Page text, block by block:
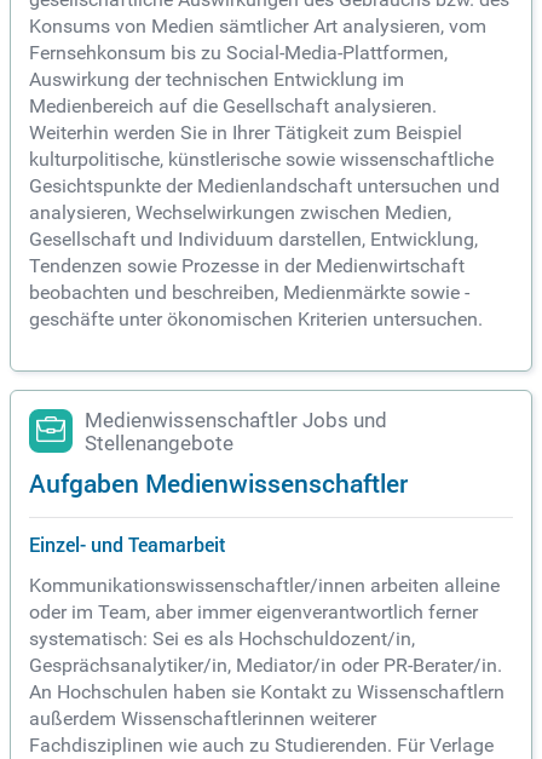
Konsums von Medien sämtlicher Art analysieren, vom
Fernsehkonsum bis zu Social-Media-Plattformen,
Auswirkung der technischen Entwicklung im
Medienbereich auf die Gesellschaft analysieren.
Weiterhin werden Sie in Ihrer Tätigkeit zum Beispiel
kulturpolitische, künstlerische sowie wissenschaftliche
Gesichtspunkte der Medienlandschaft untersuchen und
analysieren, Wechselwirkungen zwischen Medien,
Gesellschaft und Individuum darstellen, Entwicklung,
Tendenzen sowie Prozesse in der Medienwirtschaft
beobachten und beschreiben, Medienmärkte sowie -
geschäfte unter ökonomischen Kriterien untersuchen.
Medienwissenschaftler Jobs und
Stellenangebote
Aufgaben Medienwissenschaftler
Einzel- und Teamarbeit
Kommunikationswissenschaftler/innen arbeiten alleine
oder im Team, aber immer eigenverantwortlich ferner
systematisch: Sei es als Hochschuldozent/in,
Gesprächsanalytiker/in, Mediator/in oder PR-Berater/in.
An Hochschulen haben sie Kontakt zu Wissenschaftlern
außerdem Wissenschaftlerinnen weiterer
Fachdisziplinen wie auch zu Studierenden. Für Verlage